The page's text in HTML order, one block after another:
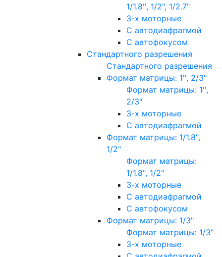
1/1.8'', 1/2", 1/2.7"
3-х моторные
С автодиафрагмой
С автофокусом
Стандартного разрешения
Стандартного разрешения
Формат матрицы: 1'', 2/3"
Формат матрицы: 1'',
2/3"
3-х моторные
С автодиафрагмой
Формат матрицы: 1/1.8",
1/2"
Формат матрицы:
1/1.8", 1/2"
3-х моторные
С автодиафрагмой
С автофокусом
Формат матрицы: 1/3"
Формат матрицы: 1/3"
3-х моторные